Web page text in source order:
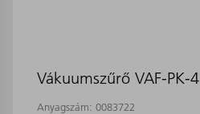
Vákuumszűrő VAF-PK-4
Anyagszám: 0083722